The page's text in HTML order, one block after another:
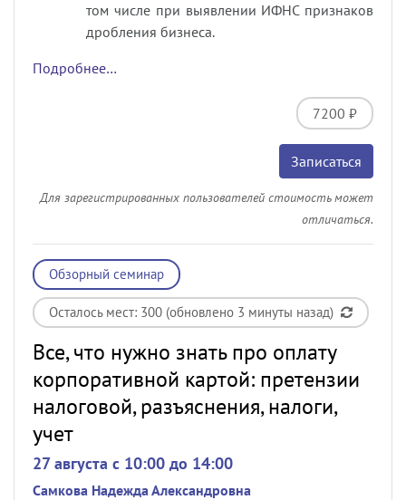
том числе при выявлении ИФНС признаков
дробления бизнеса.
Подробнее…
7200 ₽
Записаться
Для зарегистрированных пользователей стоимость может
отличаться.
Обзорный семинар
Осталось мест: 300 (обновлено 3 минуты назад)
Все, что нужно знать про оплату
корпоративной картой: претензии
налоговой, разъяснения, налоги,
учет
27 августа c 10:00 до 14:00
Самкова Надежда Александровна